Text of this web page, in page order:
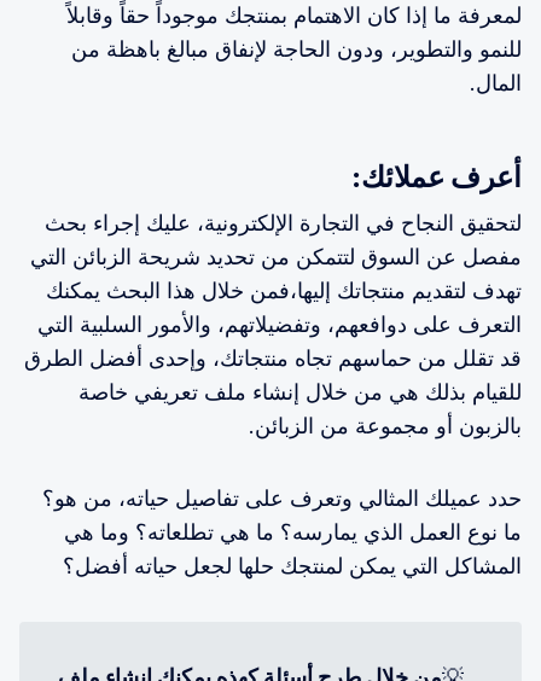
لمعرفة ما إذا كان الاهتمام بمنتجك موجوداً حقاً وقابلاً
للنمو والتطوير، ودون الحاجة لإنفاق مبالغ باهظة من
المال.
أعرف عملائك:
لتحقيق النجاح في التجارة الإلكترونية، عليك إجراء بحث
مفصل عن السوق لتتمكن من تحديد شريحة الزبائن التي
تهدف لتقديم منتجاتك إليها،فمن خلال هذا البحث يمكنك
التعرف على دوافعهم، وتفضيلاتهم، والأمور السلبية التي
قد تقلل من حماسهم تجاه منتجاتك، وإحدى أفضل الطرق
للقيام بذلك هي من خلال إنشاء ملف تعريفي خاصة
بالزبون أو مجموعة من الزبائن.
حدد عميلك المثالي وتعرف على تفاصيل حياته، من هو؟
ما نوع العمل الذي يمارسه؟ ما هي تطلعاته؟ وما هي
المشاكل التي يمكن لمنتجك حلها لجعل حياته أفضل؟